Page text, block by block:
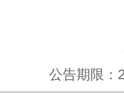
公告期限：